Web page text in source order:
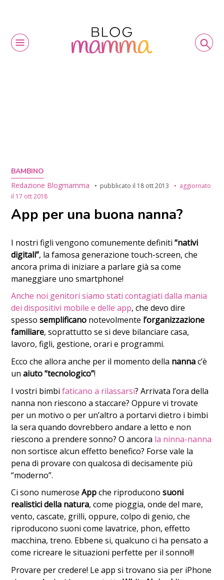
BAMBINO
Redazione Blogmamma
pubblicato il 18 ott 2013
aggiornato
il 17 ott 2018
App per una buona nanna?
I nostri figli vengono comunemente definiti“nativi
digitali”, la famosa generazione touch-screen, che
ancora prima di iniziare a parlare già sa come
maneggiare uno smartphone!
Anche noi genitori siamo stati contagiati dalla mania
dei dispositivi mobile e delle app, che devo dire
spessosemplificano notevolmente l’organizzazione
familiare, soprattutto se si deve bilanciare casa,
lavoro, figli, gestione, orari e programmi.
Ecco che allora anche per il momento della nannac’è
unaiuto “tecnologico”!
I vostri bimbifaticano a rilassarsi? Arrivata l’ora della
nanna non riescono a staccare? Oppure vi trovate
per un motivo o per un’altro a portarvi dietro i bimbi
la sera quando dovrebbero andare a letto e non
riescono a prendere sonno? O ancora la ninna-nanna
non sortisce alcun effetto benefico? Forse vale la
pena di provare con qualcosa di decisamente più
“moderno”.
Ci sono numeroseAppche riproduconosuoni
realistici della natura, come pioggia, onde del mare,
vento, cascate, grilli, oppure, colpo di genio, che
riproducono suoni come lavatrice, phon, effetto
macchina, treno. Ebbene si, qualcuno ci ha pensato a
come ricreare le situazioni perfette per il sonno!!!
Provare per credere! Le app si trovano sia per iPhone